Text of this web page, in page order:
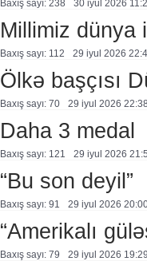
Baxış sayı: 238 30 i̇yul 2026
Millimiz dünya
Baxış sayı: 112 29 i̇yul 2026
Ölkə başçısı
Baxış sayı: 70 29 i̇yul 2026 22:38
Daha 3 medal
Baxış sayı: 121 29 i̇yul 2026
“Bu son deyil”
Baxış sayı: 91 29 i̇yul 2026
“Amerikalı
Baxış sayı: 79 29 i̇yul 2026 19:29